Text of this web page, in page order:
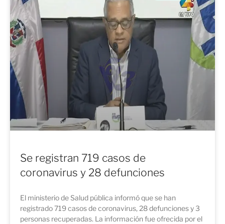
Se registran 719 casos de
coronavirus y 28 defunciones
El ministerio de Salud pública informó que se han
registrado 719 casos de coronavirus, 28 defunciones y 3
personas recuperadas. La información fue ofrecida por el